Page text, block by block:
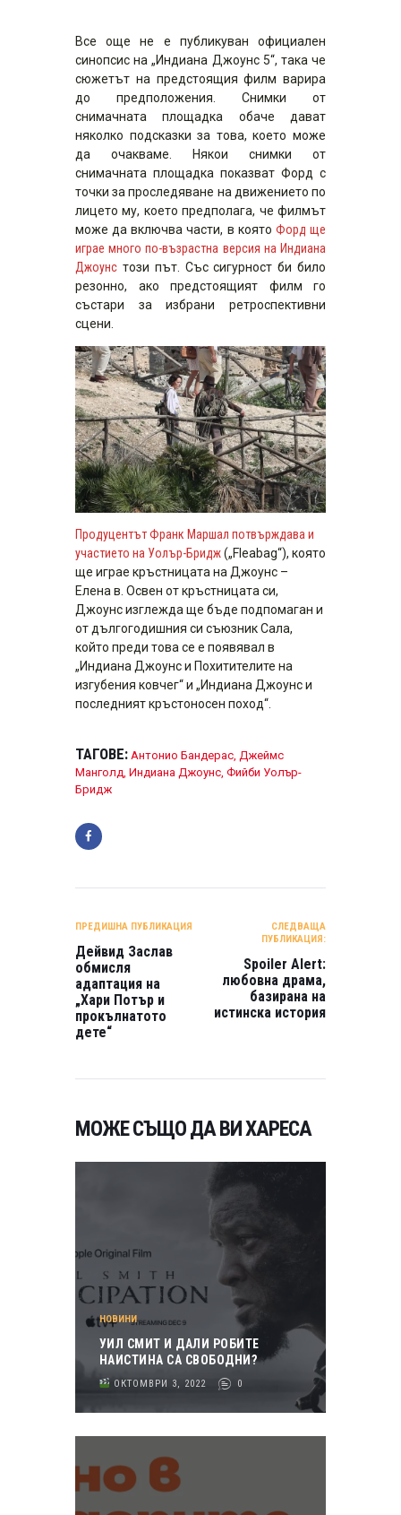
Все още не е публикуван официален
синопсис на „Индиана Джоунс 5“, така че
сюжетът на предстоящия филм варира
до предположения. Снимки от
снимачната площадка обаче дават
няколко подсказки за това, което може
да очакваме. Някои снимки от
снимачната площадка показват Форд с
точки за проследяване на движението по
лицето му, което предполага, че филмът
може да включва части, в която Форд ще
играе много по-възрастна версия на Индиана
Джоунс този път. Със сигурност би било
резонно, ако предстоящият филм го
състари за избрани ретроспективни
сцени.
Продуцентът Франк Маршал потвърждава и
участието на Уолър-Бридж(„Fleabag“), която
ще играе кръстницата на Джоунс –
Елена в. Освен от кръстницата си,
Джоунс изглежда ще бъде подпомаган и
от дългогодишния си съюзник Сала,
който преди това се е появявал в
„Индиана Джоунс и Похитителите на
изгубения ковчег“ и „Индиана Джоунс и
последният кръстоносен поход“.
ТАГОВЕ: Антонио Бандерас, Джеймс
Манголд, Индиана Джоунс, Фийби Уолър-
Бридж
ПРЕДИШНА ПУБЛИКАЦИЯ
Дейвид Заслав
обмисля
адаптация на
„Хари Потър и
прокълнатото
дете“
СЛЕДВАЩА
ПУБЛИКАЦИЯ:
Spoiler Alert:
любовна драма,
базирана на
истинска история
МОЖЕ СЪЩО ДА ВИ ХАРЕСА
НОВИНИ
УИЛ СМИТ И ДАЛИ РОБИТЕ
НАИСТИНА СА СВОБОДНИ?
ОКТОМВРИ 3, 2022 0